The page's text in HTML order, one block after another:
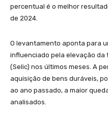
percentual é o melhor
de 2024.
O levantamento aponta para
influenciado pela elevação da
(Selic) nos últimos meses. A
aquisição de bens duráveis,
ao ano passado, a maior
analisados.